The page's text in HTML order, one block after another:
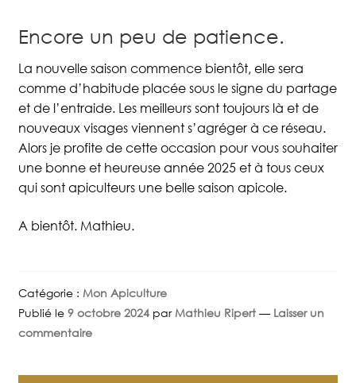
Encore un peu de patience.
La nouvelle saison commence bientôt, elle sera
comme d’habitude placée sous le signe du partage
et de l’entraide. Les meilleurs sont toujours là et de
nouveaux visages viennent s’agréger à ce réseau.
Alors je profite de cette occasion pour vous souhaiter
une bonne et heureuse année 2025 et à tous ceux
qui sont apiculteurs une belle saison apicole.
A bientôt. Mathieu.
Catégorie : Mon Apiculture
Publié le 9 octobre 2024 parMathieu Ripert — Laisser un
commentaire